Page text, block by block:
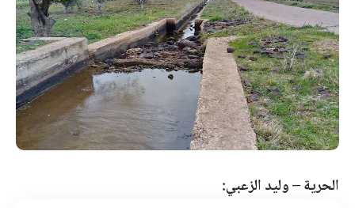
الحرية – وليد الزعبي: